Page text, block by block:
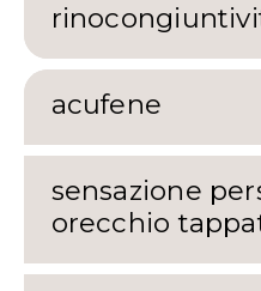
acufene
sensazione
orecchio